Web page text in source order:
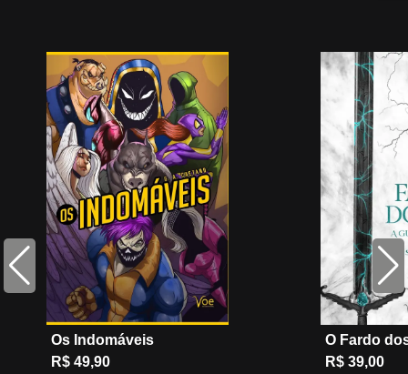
Os Indomáveis
R$ 49,90
O Fardo
R$ 39,00